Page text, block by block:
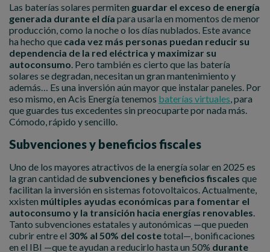
Las baterías solares permiten guardar el exceso de energía
generada durante el día para usarla en momentos de menor
producción, como la noche o los días nublados. Este avance
ha hecho que cada vez más personas puedan reducir su
dependencia de la red eléctrica y maximizar su
autoconsumo . Pero también es cierto que las batería
solares se degradan, necesitan un gran mantenimiento y
además… Es una inversión aún mayor que instalar paneles. Por
eso mismo, en Acis Energía tenemos baterías virtuales , para
que guardes tus excedentes sin preocuparte por nada más.
Cómodo, rápido y sencillo.
Subvenciones y beneficios fiscales
Uno de los mayores atractivos de la energía solar en 2025 es
la gran cantidad de subvenciones y beneficios fiscales que
facilitan la inversión en sistemas fotovoltaicos. Actualmente,
xxisten múltiples ayudas económicas para fomentar el
autoconsumo y la transición hacia energías renovables
Tanto subvenciones estatales y autonómicas —que pueden
cubrir entre el 30% al 50% del costetotal—, bonificaciones
en el IBI —que te ayudan a reducirlo hasta un 50% durante